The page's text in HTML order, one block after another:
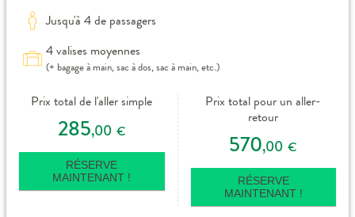
Jusqu'à 4 de passagers
4 valises moyennes
(+ bagage à main, sac à dos, sac à main, etc.)
Prix total de l'aller simple
285,00 €
RÉSERVE
MAINTENANT !
Prix total pour un aller-
retour
570,00 €
RÉSERVE
MAINTENANT !